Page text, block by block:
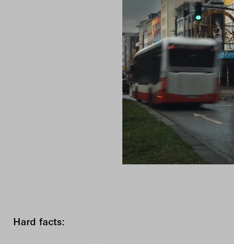
Hard facts: